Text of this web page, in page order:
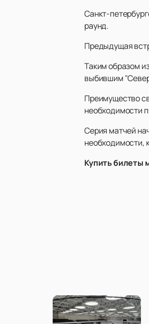
Санкт-
раунд.
Предыдущая
Таким образом
выбившим
Преимущество
необходимости
Серия матчей
необходимости,
Купить билеты